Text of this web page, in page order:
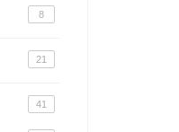
8
21
41